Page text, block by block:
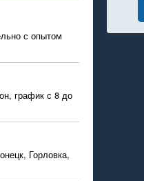
с опытом
график с 8 до
Горловка,